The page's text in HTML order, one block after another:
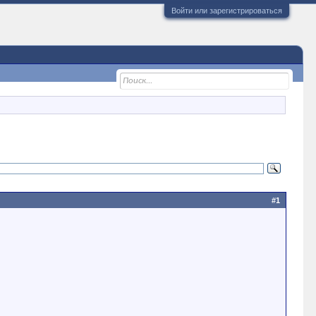
Войти или зарегистрироваться
#1